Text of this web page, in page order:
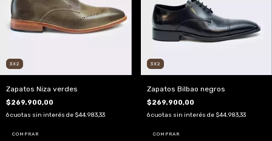
3X2
Zapatos Niza verdes
$269.900,00
6cuotas sin interés de $44.983,33
COMPRAR
3X2
Zapatos Bilbao negros
$269.900,00
6 cuotas sin interés de $44.983,33
COMPRAR